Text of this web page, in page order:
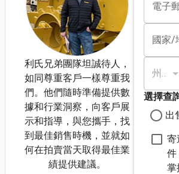
電子
國家/
州/省*
選擇查
出
寄
件
掌
利氏兄弟團隊坦誠待人，
如同尊重客戶一樣尊重我
們。他們隨時準備提供數
據和行業洞察，向客戶展
示和指導，與您攜手，找
到最佳銷售時機，並就如
何在拍賣當天取得最佳業
績提供建議。